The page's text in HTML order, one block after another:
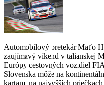
Automobilový pretekár Maťo
zaujímavý víkend v talianskej
Európy cestovných vozidiel
Slovenska môže na
kartami na najvyšších priečkach.